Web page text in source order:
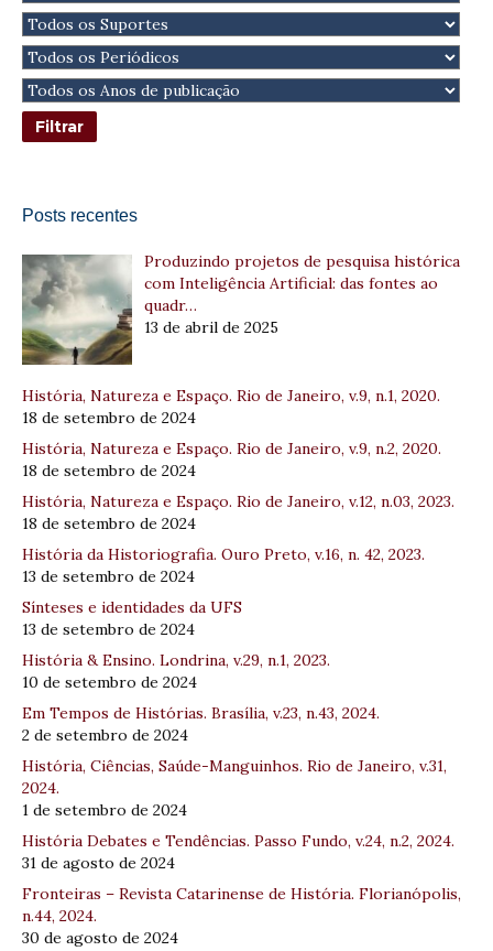
Posts recentes
Produzindo projetos de pesquisa histórica
com Inteligência Artificial: das fontes ao
quadr…
13 de abril de 2025
História, Natureza e Espaço. Rio de Janeiro, v.9, n.1, 2020.
18 de setembro de 2024
História, Natureza e Espaço. Rio de Janeiro, v.9, n.2, 2020.
18 de setembro de 2024
História, Natureza e Espaço. Rio de Janeiro, v.12, n.03, 2023.
18 de setembro de 2024
História da Historiografia. Ouro Preto, v.16, n. 42, 2023.
13 de setembro de 2024
Sínteses e identidades da UFS
13 de setembro de 2024
História & Ensino. Londrina, v.29, n.1, 2023.
10 de setembro de 2024
Em Tempos de Histórias. Brasília, v.23, n.43, 2024.
2 de setembro de 2024
História, Ciências, Saúde-Manguinhos. Rio de Janeiro, v.31,
2024.
1 de setembro de 2024
História Debates e Tendências. Passo Fundo, v.24, n.2, 2024.
31 de agosto de 2024
Fronteiras – Revista Catarinense de História. Florianópolis,
n.44, 2024.
30 de agosto de 2024